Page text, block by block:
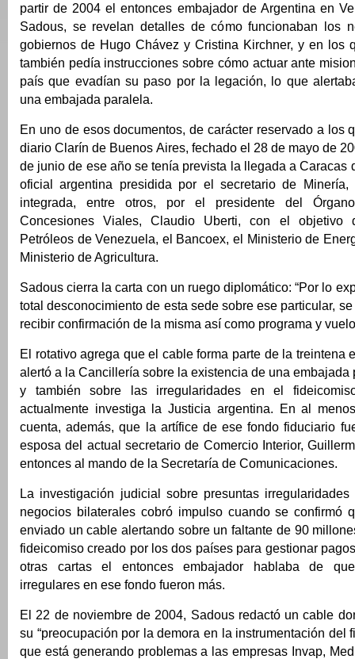
partir de 2004 el entonces embajador de Argentina en
Sadous, se revelan detalles de cómo funcionaban los
gobiernos de Hugo Chávez y Cristina Kirchner, y en los
también pedía instrucciones sobre cómo actuar ante
país que evadían su paso por la legación, lo que
una embajada paralela.
En uno de esos documentos, de carácter reservado a los
diario Clarín de Buenos Aires, fechado el 28 de mayo de
de junio de ese año se tenía prevista la llegada a Caracas
oficial argentina presidida por el secretario de Minería,
integrada, entre otros, por el presidente del
Concesiones Viales, Claudio Uberti, con el objetivo
Petróleos de Venezuela, el Bancoex, el Ministerio de
Ministerio de Agricultura.
Sadous cierra la carta con un ruego diplomático: “Por lo
total desconocimiento de esta sede sobre ese particular,
recibir confirmación de la misma así como programa y
El rotativo agrega que el cable forma parte de la treintena
alertó a la Cancillería sobre la existencia de una embajada
y también sobre las irregularidades en el
actualmente investiga la Justicia argentina. En al
cuenta, además, que la artífice de ese fondo fiduciario
esposa del actual secretario de Comercio Interior,
entonces al mando de la Secretaría de Comunicaciones.
La investigación judicial sobre presuntas
negocios bilaterales cobró impulso cuando se confirmó
enviado un cable alertando sobre un faltante de 90
fideicomiso creado por los dos países para gestionar
otras cartas el entonces embajador hablaba de
irregulares en ese fondo fueron más.
El 22 de noviembre de 2004, Sadous redactó un cable
su “preocupación por la demora en la instrumentación del
que está generando problemas a las empresas Invap,